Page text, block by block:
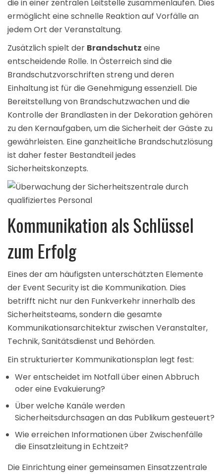
die in einer zentralen Leitstelle zusammenlaufen. Dies
ermöglicht eine schnelle Reaktion auf Vorfälle an
jedem Ort der Veranstaltung.
Zusätzlich spielt der Brandschutz eine
entscheidende Rolle. In Österreich sind die
Brandschutzvorschriften streng und deren
Einhaltung ist für die Genehmigung essenziell. Die
Bereitstellung von Brandschutzwachen und die
Kontrolle der Brandlasten in der Dekoration gehören
zu den Kernaufgaben, um die Sicherheit der Gäste zu
gewährleisten. Eine ganzheitliche Brandschutzlösung
ist daher fester Bestandteil jedes
Sicherheitskonzepts.
Kommunikation als Schlüssel
zum Erfolg
Eines der am häufigsten unterschätzten Elemente
der Event Security ist die Kommunikation. Dies
betrifft nicht nur den Funkverkehr innerhalb des
Sicherheitsteams, sondern die gesamte
Kommunikationsarchitektur zwischen Veranstalter,
Technik, Sanitätsdienst und Behörden.
Ein strukturierter Kommunikationsplan legt fest:
Wer entscheidet im Notfall über einen Abbruch
oder eine Evakuierung?
Über welche Kanäle werden
Sicherheitsdurchsagen an das Publikum gesteuert?
Wie erreichen Informationen über Zwischenfälle
die Einsatzleitung in Echtzeit?
Die Einrichtung einer gemeinsamen Einsatzzentrale